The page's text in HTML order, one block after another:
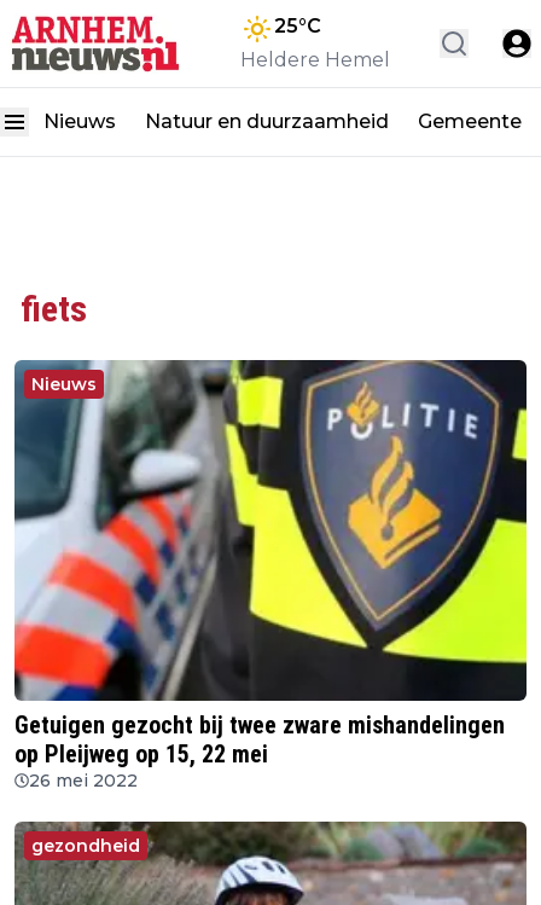
25°C
Heldere Hemel
Nieuws Natuur en duurzaamheid Gemeente
fiets
Nieuws
Getuigen gezocht bij twee zware mishandelingen
op Pleijweg op 15, 22 mei
26 mei 2022
gezondheid